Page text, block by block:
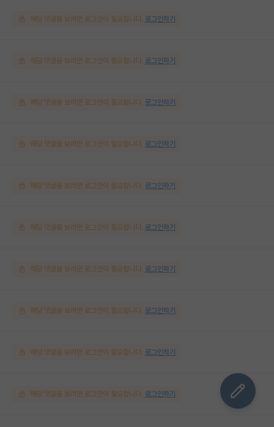
해당 댓글을 보려면 로그인이 필요합니다. 로그인하기
해당 댓글을 보려면 로그인이 필요합니다. 로그인하기
해당 댓글을 보려면 로그인이 필요합니다. 로그인하기
해당 댓글을 보려면 로그인이 필요합니다. 로그인하기
해당 댓글을 보려면 로그인이 필요합니다. 로그인하기
해당 댓글을 보려면 로그인이 필요합니다. 로그인하기
해당 댓글을 보려면 로그인이 필요합니다. 로그인하기
해당 댓글을 보려면 로그인이 필요합니다. 로그인하기
해당 댓글을 보려면 로그인이 필요합니다. 로그인하기
해당 댓글을 보려면 로그인이 필요합니다. 로그인하기